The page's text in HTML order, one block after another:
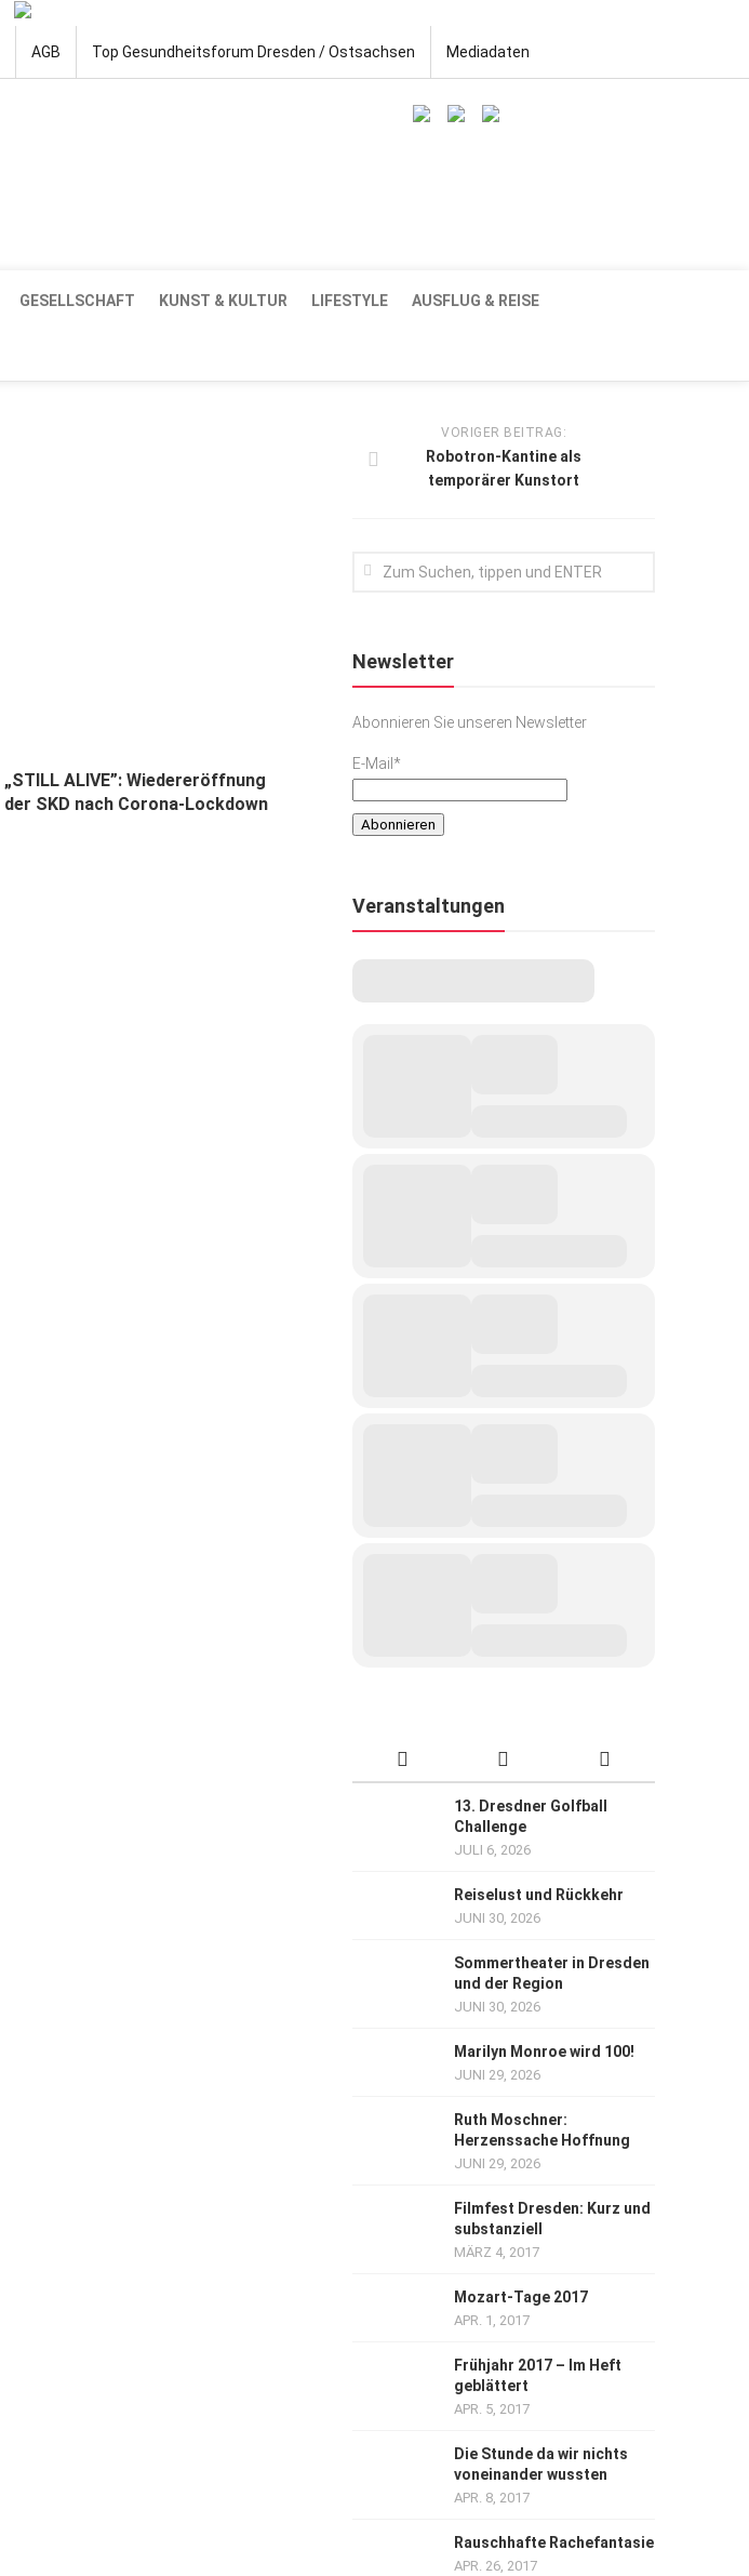
AGB Top Gesundheitsforum Dresden / Ostsachsen Mediadaten
GESELLSCHAFT KUNST & KULTUR LIFESTYLE AUSFLUG & REISE
„STILL ALIVE”: Wiedereröffnung
der SKD nach Corona-Lockdown
VORIGER BEITRAG:
Robotron-Kantine als
temporärer Kunstort
Newsletter
Abonnieren Sie unseren Newsletter
E-Mail*
Veranstaltungen
13. Dresdner Golfball
Challenge
JULI 6, 2026
Reiselust und Rückkehr
JUNI 30, 2026
Sommertheater in Dresden
und der Region
JUNI 30, 2026
Marilyn Monroe wird 100!
JUNI 29, 2026
Ruth Moschner:
Herzenssache Hoffnung
JUNI 29, 2026
Filmfest Dresden: Kurz und
substanziell
MÄRZ 4, 2017
Mozart-Tage 2017
APR. 1, 2017
Frühjahr 2017 – Im Heft
geblättert
APR. 5, 2017
Die Stunde da wir nichts
voneinander wussten
APR. 8, 2017
Rauschhafte Rachefantasie
APR. 26, 2017